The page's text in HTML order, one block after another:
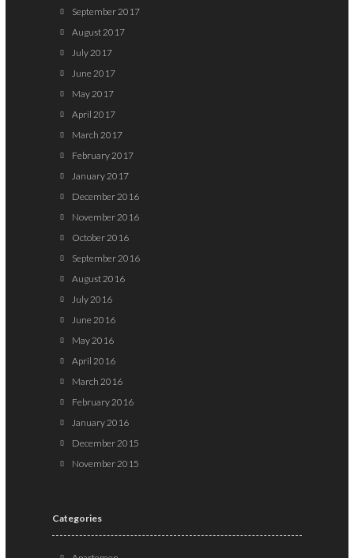
September 2017
August 2017
July 2017
June 2017
May 2017
April 2017
March 2017
February 2017
January 2017
December 2016
November 2016
October 2016
September 2016
August 2016
July 2016
June 2016
May 2016
April 2016
March 2016
February 2016
January 2016
December 2015
November 2015
Categories